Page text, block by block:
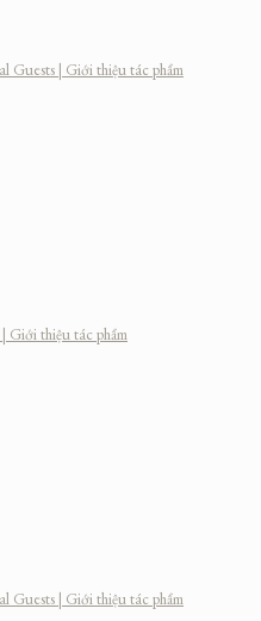
Guests | Giới thiệu tác phẩm
Giới thiệu tác phẩm
Guests | Giới thiệu tác phẩm